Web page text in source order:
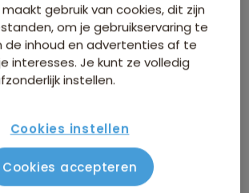
een optie nemen op een
keuze heeft nog geen
vertrek. Wat nu?
gebruik van cookies, dit zijn
om je gebruikservaring te
de inhoud en advertenties af te
interesses. Je kunt ze volledig
instellen.
Cookies instellen
Cookies accepteren